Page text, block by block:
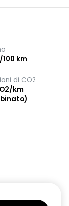
100 km
di CO2
km